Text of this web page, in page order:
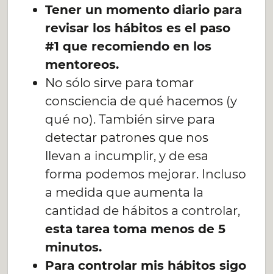
Tener un momento diario para
revisar los hábitos es el paso
#1 que recomiendo en los
mentoreos.
No sólo sirve para tomar
consciencia de qué hacemos (y
qué no). También sirve para
detectar patrones que nos
llevan a incumplir, y de esa
forma podemos mejorar. Incluso
a medida que aumenta la
cantidad de hábitos a controlar,
esta tarea toma menos de 5
minutos.
Para controlar mis hábitos sigo